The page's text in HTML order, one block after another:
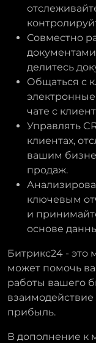
Совместно
делитесь
Общаться с
чате с
Управлять
клиентах,
вашим
продаж.
ключевым
и
основе
Битрикс24 -
может помочь
работы вашего
прибыль.
В дополнение к